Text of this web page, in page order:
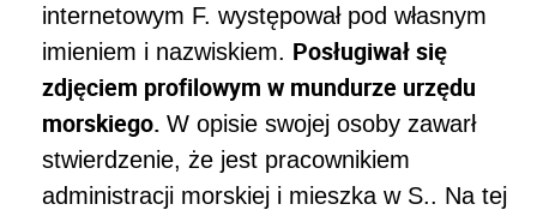
internetowym F. występował pod własnym
imieniem i nazwiskiem. Posługiwał się
zdjęciem profilowym w mundurze urzędu
morskiego. W opisie swojej osoby zawarł
stwierdzenie, że jest pracownikiem
administracji morskiej i mieszka w S.. Na tej